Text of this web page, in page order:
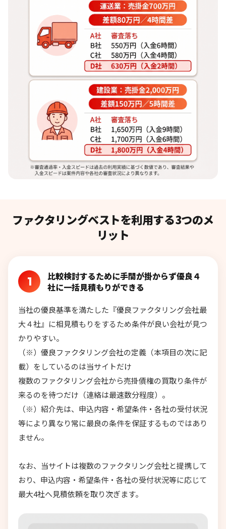
ファクタリングベストを利用する3つのメ
リット
1
比較検討するために手間が掛からず優良４
社に一括見積もりができる
当社の優良基準を満たした『優良ファクタリング会社最
大４社』に相見積もりをするため条件が良い会社が見つ
かりやすい。
（※）優良ファクタリング会社の定義（本項目の次に記
載）をしているのは当サイトだけ
複数のファクタリング会社から売掛債権の買取り条件が
来るのを待つだけ（連絡は最速数分程度）。
（※）紹介先は、申込内容・希望条件・各社の受付状況
等により異なり常に最良の条件を保証するものではあり
ません。
なお、当サイトは複数のファクタリング会社と提携して
おり、申込内容・希望条件・各社の受付状況等に応じて
最大4社へ見積依頼を取り次ぎます。